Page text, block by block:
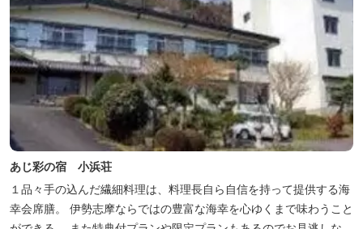
あじ彩の宿 小浜荘
１品々手の込んだ繊細料理は、料理長自ら自信を持って提供する海
幸会席膳。 伊勢志摩ならではの豊富な海幸を心ゆくまで味わうこと